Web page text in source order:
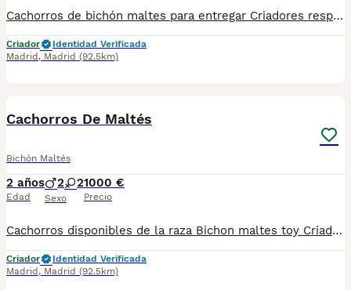
Cachorros de bichón maltes para entregar Criadores responsables de la raza Criados en el mejor ambiente natural. 12000 m2 en plena naturaleza. altodelpago.es @altodelpago tlf 679 67 30 10 Contacta con nosotros para obtener una información más detallada y saber disponibilidad de nuestros ejemplares. pedimos seriedad
Criador
Identidad Verificada
Madrid , Madrid (92.5km)
Cachorros De Maltés
Bichón Maltés
2 años
Edad
2 2
Sexo
1000 €
Precio
Cachorros disponibles de la raza Bichon maltes toy Criadores responsables y profesionales. Exigimos seriedad. Posibilidad de ver a los ejemplares en su lugar de nacimiento junto con sus padres. Se entregan con toda su documentación en regla. tlf 679 67 30 10 preferimos una llamada teléfonica para resolver dudas, pero podeis conocernos en altodelpago.es intagram@altodelpago
Criador
Identidad Verificada
Madrid , Madrid (92.5km)